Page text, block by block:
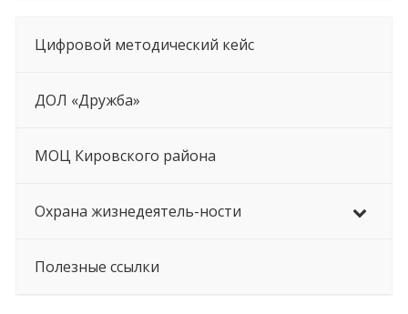
Цифровой методический кейс
ДОЛ «Дружба»
МОЦ Кировского района
Охрана жизнедеятель-ности
Полезные ссылки